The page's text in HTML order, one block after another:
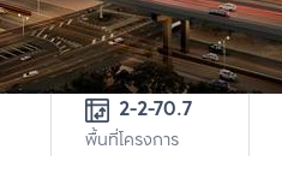
2-2-70.7
พื้นที่โครงการ